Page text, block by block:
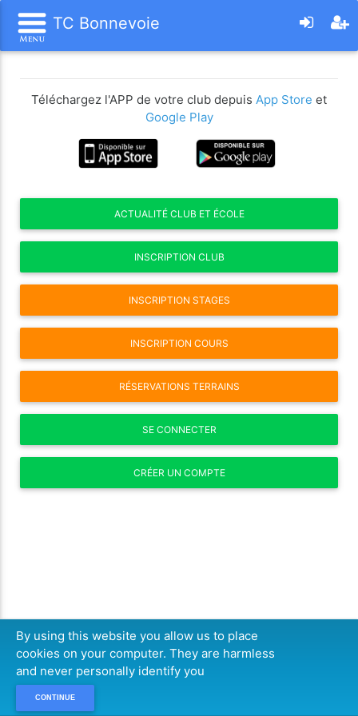
TC Bonnevoie
Téléchargez l'APP de votre club depuis App Store et
Google Play
ACTUALITÉ CLUB ET ÉCOLE
INSCRIPTION CLUB
INSCRIPTION STAGES
INSCRIPTION COURS
RÉSERVATIONS TERRAINS
SE CONNECTER
CRÉER UN COMPTE
By using this website you allow us to place
cookies on your computer. They are harmless
and never personally identify you
CONTINUE